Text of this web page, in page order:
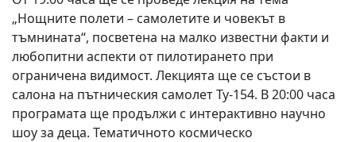
„Нощните полети – самолетите и човекът в
тъмнината“, посветена на малко известни факти и
любопитни аспекти от пилотирането при
ограничена видимост. Лекцията ще се състои в
салона на пътническия самолет Ту-154. В 20:00 часа
програмата ще продължи с интерактивно научно
шоу за деца. Тематичното космическо